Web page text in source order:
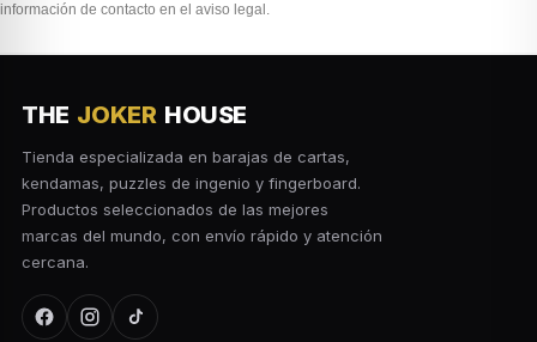
información de contacto en el aviso legal.
THE JOKER HOUSE
Tienda especializada en barajas de cartas,
kendamas, puzzles de ingenio y fingerboard.
Productos seleccionados de las mejores
marcas del mundo, con envío rápido y atención
cercana.